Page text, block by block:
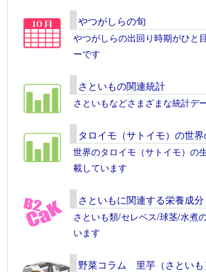
やつがしらの旬
やつがしらの出回り時期がひと
ーです
さといもの関連統計
さといもなどさまざまな統計デ
タロイモ（サトイモ）の世
世界のタロイモ（サトイモ）の
載しています
さといもに関連する栄養成分
さといも類/セレベス/球茎/水煮
います
野菜コラム 里芋（さといも